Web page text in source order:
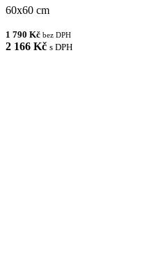
60x60 cm
1 790 Kč bez DPH
2 166 Kč s DPH